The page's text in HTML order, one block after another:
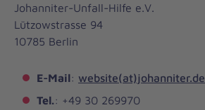
Johanniter-Unfall-Hilfe e.V.
Lützowstrasse 94
10785 Berlin
E-Mail: website(at)johanniter.de
Tel.: +49 30 269970